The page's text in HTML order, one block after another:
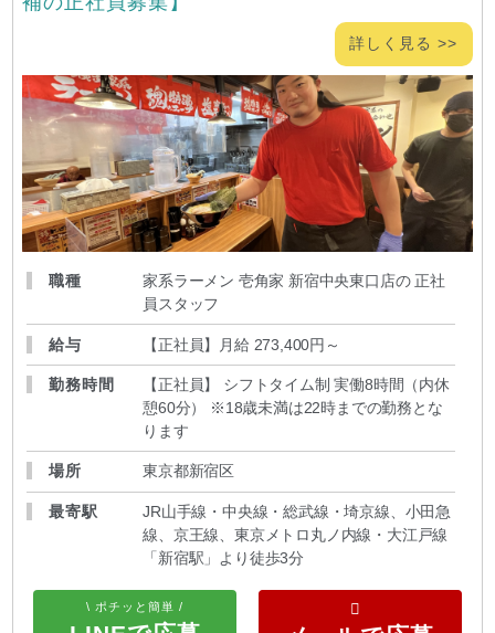
詳しく見る >>
職種
家系ラーメン 壱角家 新宿中央東口店の 正社
員スタッフ
給与 【正社員】月給 273,400円～
勤務時間
【正社員】 シフトタイム制 実働8時間（内休
憩60分） ※18歳未満は22時までの勤務とな
ります
場所 東京都新宿区
最寄駅
JR山手線・中央線・総武線・埼京線、小田急
線、京王線、東京メトロ丸ノ内線・大江戸線
「新宿駅」より徒歩3分
\ ポチッと簡単 /